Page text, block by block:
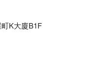
K大廈B1F